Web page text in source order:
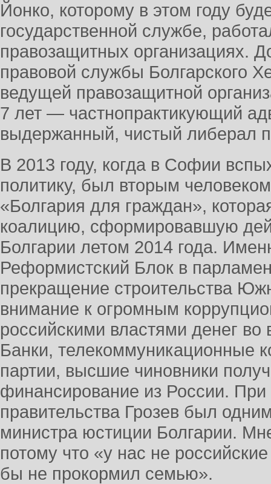
Йонко, которому в этом году
государственной службе,
правозащитных организациях.
правовой службы Болгарского
ведущей правозащитной
7 лет — частнопрактикующий
выдержанный, чистый либерал
В 2013 году, когда в Софии
политику, был вторым
«Болгария для граждан»,
коалицию, сформировавшую
Болгарии летом 2014 года.
Реформистский Блок в
прекращение строительства
внимание к огромным
российскими властями денег
Банки, телекоммуникационные
партии, высшие чиновники
финансирование из России.
правительства Грозев был
министра юстиции Болгарии.
потому что «у нас не
бы не прокормил семью».